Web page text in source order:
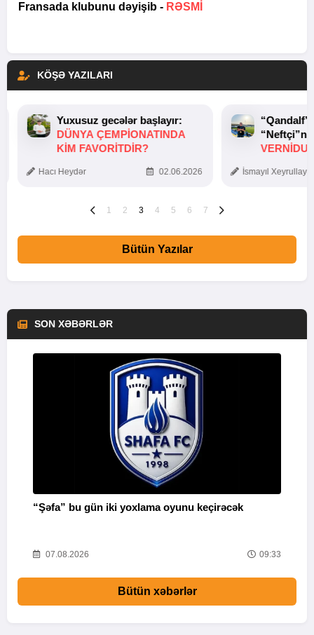
Fransada klubunu dəyişib - RƏSMİ
KÖŞƏ YAZILARI
Yuxusuz gecələr başlayır:
DÜNYA ÇEMPIONATINDA
KIM FAVORITDIR?
Hacı Heydər 02.06.2026 İsmayıl
1 2 3 4 5 6 7
Bütün Yazılar
SON XƏBƏRLƏR
“Şəfa” bu gün iki yoxlama oyunu keçirəcək
07.08.2026 09:33
Bütün xəbərlər